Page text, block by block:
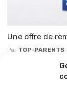
Une offre de
Par TOP-PARENTS